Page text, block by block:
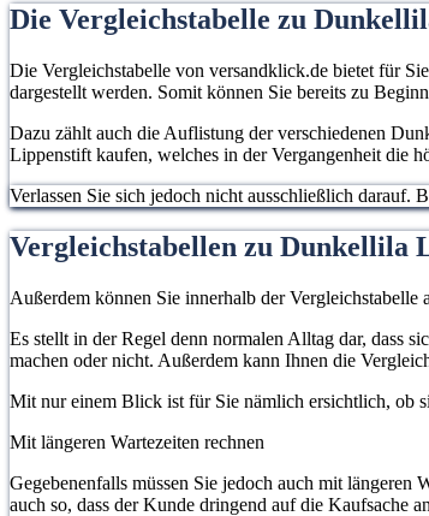
Die Vergleichstabelle zu
Die Vergleichstabelle von versandklick.de bietet für
dargestellt werden. Somit können Sie bereits zu
Dazu zählt auch die Auflistung der verschiedenen
Lippenstift kaufen, welches in der Vergangenheit die
Verlassen Sie sich jedoch nicht ausschließlich darauf.
Vergleichstabellen zu Dunkellila
Außerdem können Sie innerhalb der
Es stellt in der Regel denn normalen Alltag dar, dass
machen oder nicht. Außerdem kann Ihnen die
Mit nur einem Blick ist für Sie nämlich ersichtlich, ob
Mit längeren Wartezeiten rechnen
Gegebenenfalls müssen Sie jedoch auch mit längeren
auch so, dass der Kunde dringend auf die Kaufsache